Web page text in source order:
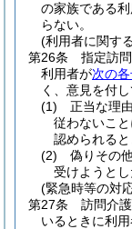
の家族である
らない。
(利用者に関す
第26条
指定訪
利用者が次の
く、意見を付
(1)
正当な理
従わないこ
認められると
(2)
偽りその
受けようとし
(緊急時等の対
第27条
訪問介
いるときに利